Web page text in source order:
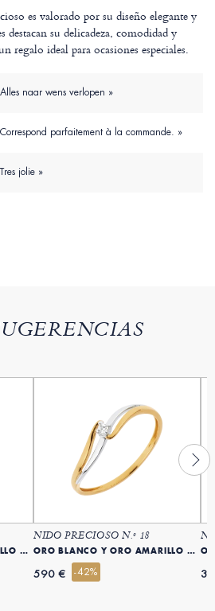
es valorado por su diseño elegante y
destacan su delicadeza, comodidad y
regalo ideal para ocasiones especiales.
naar wens verlopen »
parfaitement à la commande. »
jolie »
ORO BLANCO Y ORO AMARILLO 18 QUILATES (750)
NIDO PRECIOSO N.º 18
ORO BLANCO Y ORO AMARILLO 18 QUILATES (750)
590 € -42%